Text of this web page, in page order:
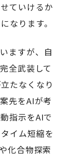
ていけるか
なります。
ますが、自
全武装して
たなくなり
先をAIが考
指示をAIで
イム短縮を
化合物探索